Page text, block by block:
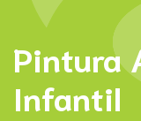
Pintura
Infantil